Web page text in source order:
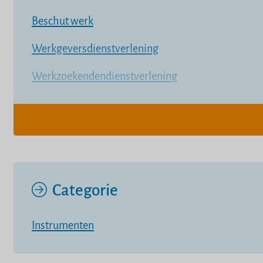
Beschut werk
Werkgeversdienstverlening
Werkzoekenden­­dienstverlening
Categorie
Instrumenten